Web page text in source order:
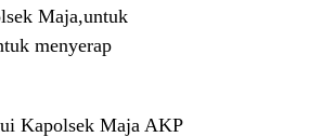
Maja,untuk
menyerap
Kapolsek Maja AKP